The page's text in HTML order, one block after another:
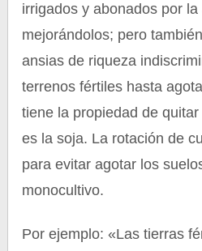
irrigados y abonados por
mejorándolos; pero
ansias de riqueza
terrenos fértiles hasta
tiene la propiedad de
es la soja. La rotación de
para evitar agotar los
monocultivo.
Por ejemplo: «Las tierras